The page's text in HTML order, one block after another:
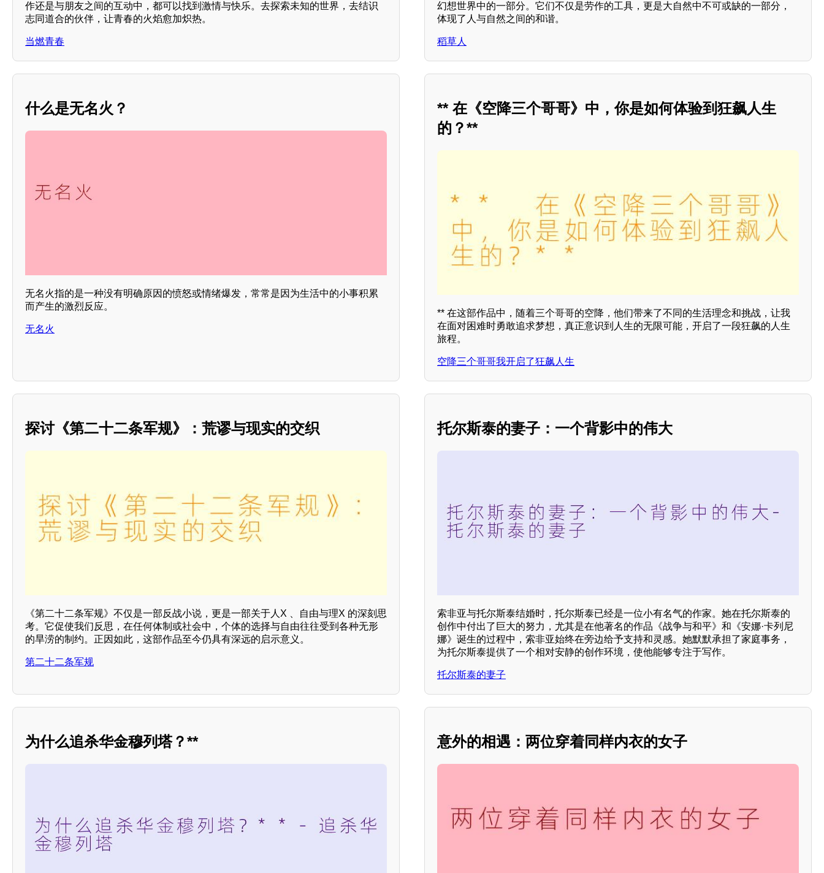
作还是与朋友之间的互动中，都可以找到激情与快乐。去探索未知的世界，去结识
志同道合的伙伴，让青春的火焰愈加炽热。
当燃青春
幻想世界中的一部分。它们不仅是劳作的工具，更是大自然中不可或缺的一部分，
体现了人与自然之间的和谐。
稻草人
什么是无名火？
无名火指的是一种没有明确原因的愤怒或情绪爆发，常常是因为生活中的小事积累
而产生的激烈反应。
无名火
** 在《空降三个哥哥》中，你是如何体验到狂飙人生
的？**
** 在这部作品中，随着三个哥哥的空降，他们带来了不同的生活理念和挑战，让我
在面对困难时勇敢追求梦想，真正意识到人生的无限可能，开启了一段狂飙的人生
旅程。
空降三个哥哥我开启了狂飙人生
探讨《第二十二条军规》：荒谬与现实的交织
《第二十二条军规》不仅是一部反战小说，更是一部关于人X 、自由与理X 的深刻思
考。它促使我们反思，在任何体制或社会中，个体的选择与自由往往受到各种无形
的旱涝的制约。正因如此，这部作品至今仍具有深远的启示意义。
第二十二条军规
托尔斯泰的妻子：一个背影中的伟大
索非亚与托尔斯泰结婚时，托尔斯泰已经是一位小有名气的作家。她在托尔斯泰的
创作中付出了巨大的努力，尤其是在他著名的作品《战争与和平》和《安娜·卡列尼
娜》诞生的过程中，索非亚始终在旁边给予支持和灵感。她默默承担了家庭事务，
为托尔斯泰提供了一个相对安静的创作环境，使他能够专注于写作。
托尔斯泰的妻子
为什么追杀华金穆列塔？** 意外的相遇：两位穿着同样内衣的女子